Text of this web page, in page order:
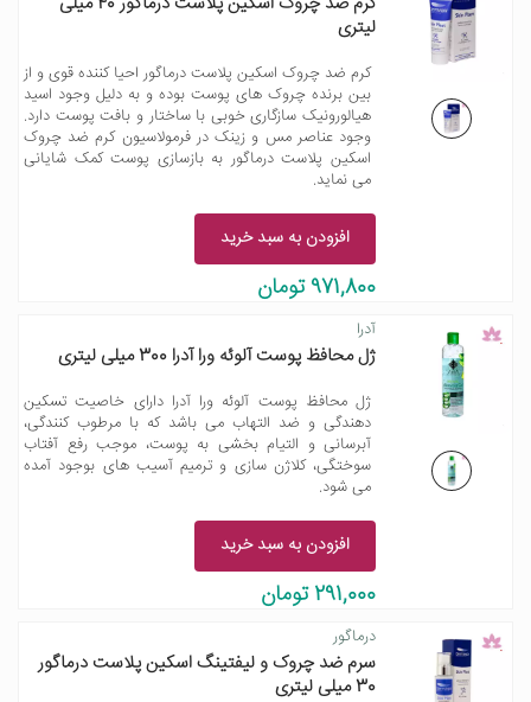
لیتری
کرم ضد چروک اسکین پلاست درماگور احیا کننده قوی و از
بین برنده چروک های پوست بوده و به دلیل وجود اسید
هیالورونیک سازگاری خوبی با ساختار و بافت پوست دارد.
وجود عناصر مس و زینک در فرمولاسیون کرم ضد چروک
اسکین پلاست درماگور به بازسازی پوست کمک شایانی
می نماید.
افزودن به سبد خرید
971,800 تومان
آدرا
ژل محافظ پوست آلوئه ورا آدرا 300 میلی لیتری
ژل محافظ پوست آلوئه ورا آدرا دارای خاصیت تسکین
دهندگی و ضد التهاب می باشد که با مرطوب کنندگی،
آبرسانی و التیام بخشی به پوست، موجب رفع آفتاب
سوختگی، کلاژن سازی و ترمیم آسیب های بوجود آمده
می شود.
افزودن به سبد خرید
291,000 تومان
درماگور
سرم ضد چروک و لیفتینگ اسکین پلاست درماگور
30 میلی لیتری